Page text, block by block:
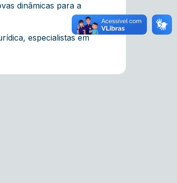
dinâmicas para a
especialistas em